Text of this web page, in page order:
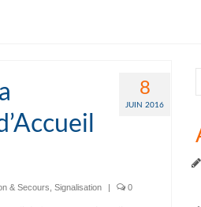
8
JUIN 2016
& Secours Signalisation | 0